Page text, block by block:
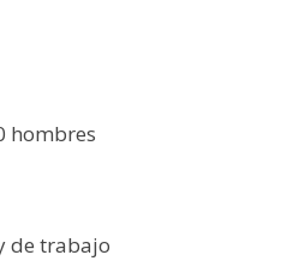
hombres
de trabajo